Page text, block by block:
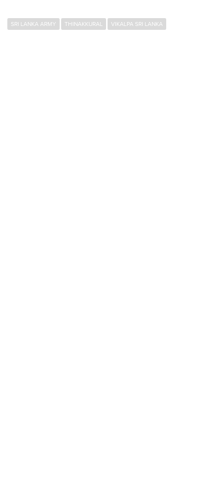
SRI LANKA ARMY THINAKKURAL VIKALPA SRI LANKA